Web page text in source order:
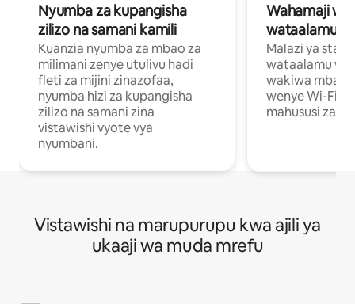
Nyumba za kupangisha
zilizo na samani kamili
Kuanzia nyumba za mbao za
milimani zenye utulivu hadi
fleti za mijini zinazofaa,
nyumba hizi za kupangisha
zilizo na samani zina
vistawishi vyote vya
nyumbani.
Wahamaji
wataalamu
Malazi ya
wataalamu
wakiwa mbali
wenye Wi-Fi
mahususi za
Vistawishi na marupurupu kwa ajili ya
ukaaji wa muda mrefu